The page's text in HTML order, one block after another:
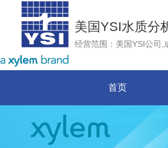
美国YSI水质分
首页